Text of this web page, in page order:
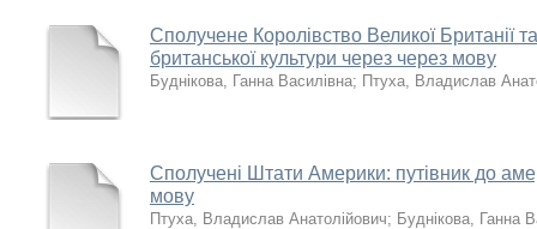
Сполучене Королівство Великої Британії та
британської культури через через мову
Буднікова, Ганна Василівна; Птуха, Владислав
Сполучені Штати Америки: путівник до
мову
Птуха, Владислав Анатолійович; Буднікова, Ганна